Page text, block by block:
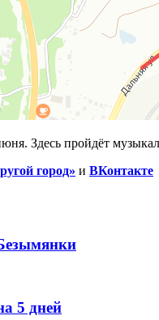
Здесь пройдёт
город» и ВКонтакте
5 дней